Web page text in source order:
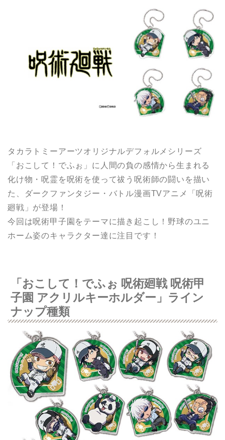
タカラトミーアーツオリジナルデフォルメシリーズ
「おこして！でふぉ」に人間の負の感情から生まれる
化け物・呪霊を呪術を使って祓う呪術師の闘いを描い
た、ダークファンタジー・バトル漫画TVアニメ「呪術
廻戦」が登場！
今回は呪術甲子園をテーマに描き起こし！野球のユニ
ホーム姿のキャラクター達に注目です！
「おこして！でふぉ 呪術廻戦 呪術甲
子園 アクリルキーホルダー」ライン
ナップ種類